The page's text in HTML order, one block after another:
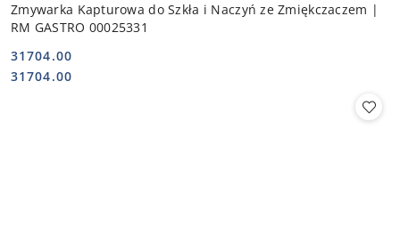
Zmywarka Kapturowa do Szkła i Naczyń ze Zmiękczaczem |
RM GASTRO 00025331
Cena:
31704.00
Cena:
31704.00